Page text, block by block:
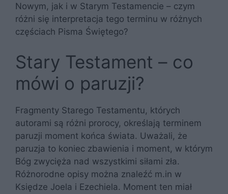
Nowym, jak i w Starym Testamencie – czym
różni się interpretacja tego terminu w różnych
częściach Pisma Świętego?
Stary Testament – co
mówi o paruzji?
Fragmenty Starego Testamentu, których
autorami są różni prorocy, określają terminem
paruzji moment końca świata. Uważali, że
paruzja to koniec zbawienia i moment, w którym
Bóg zwycięża nad wszystkimi siłami zła.
Różnorodne opisy można znaleźć m.in w
Księdze Joela i Ezechiela. Moment ten miał